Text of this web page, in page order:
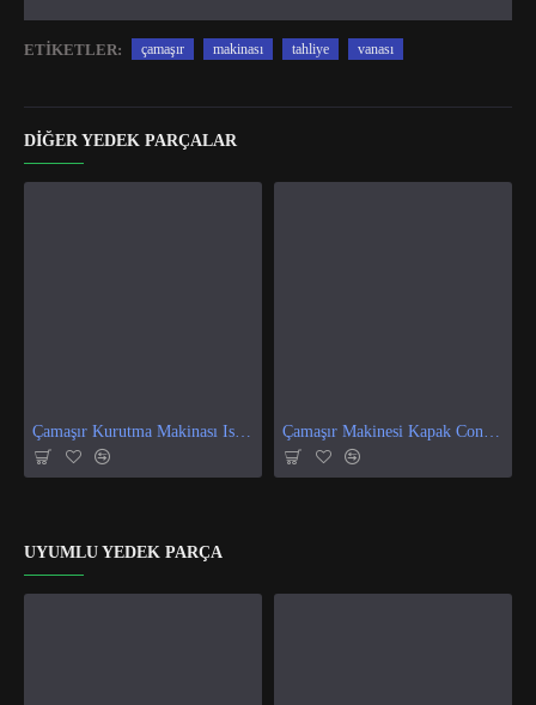
ETIKETLER: çamaşır makinası tahliye vanası
DIĞER YEDEK PARÇALAR
UYUMLU YEDEK PARÇA